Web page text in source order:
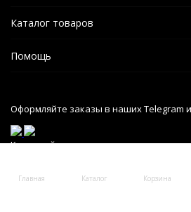
Главная Каталог Корзина
Каталог товаров
Помощь
Оформляйте заказы в наших Telegram
Карта сайта